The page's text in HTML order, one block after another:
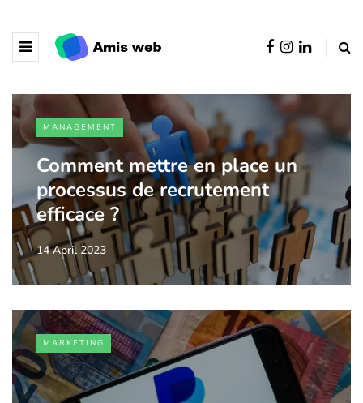
MANAGEMENT
Comment mettre en place un
processus de recrutement
efficace ?
14 April 2023
MARKETING